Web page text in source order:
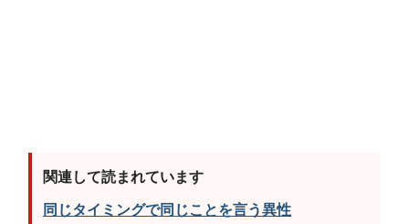
関連して読まれています
同じタイミングで同じことを言う異性